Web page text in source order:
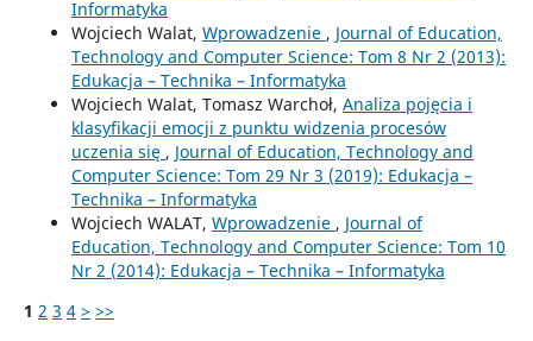
Informatyka
Wojciech Walat, Wprowadzenie , Journal of Education,
Technology and Computer Science: Tom 8 Nr 2 (2013):
Edukacja – Technika – Informatyka
Wojciech Walat, Tomasz Warchoł, Analiza pojęcia i
klasyfikacji emocji z punktu widzenia procesów
uczenia się , Journal of Education, Technology and
Computer Science: Tom 29 Nr 3 (2019): Edukacja –
Technika – Informatyka
Wojciech WALAT, Wprowadzenie , Journal of
Education, Technology and Computer Science: Tom 10
Nr 2 (2014): Edukacja – Technika – Informatyka
1 2 3 4 > >>